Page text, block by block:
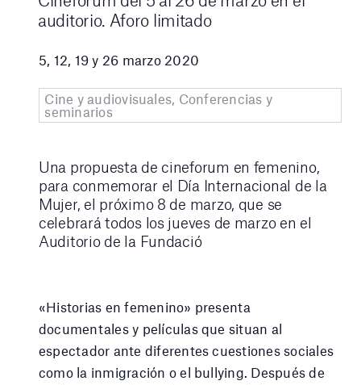
auditorio. Aforo limitado
5, 12, 19 y 26 marzo 2020
Cine y audiovisuales, Conferencias y
seminarios
Una propuesta de cineforum en femenino,
para conmemorar el Día Internacional de la
Mujer, el próximo 8 de marzo, que se
celebrará todos los jueves de marzo en el
Auditorio de la Fundació
«Historias en femenino» presenta
documentales y películas que situan al
espectador ante diferentes cuestiones sociales
como la inmigración o el bullying. Después de